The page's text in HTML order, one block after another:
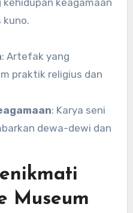
kuno.
: Artefak yang
praktik religius dan
: Karya seni
dewa-dewi dan
Museum